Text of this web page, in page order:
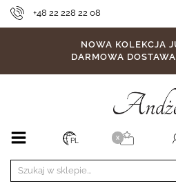
+48 22 228 22 08
NOWA KOLEKCJA
DARMOWA
PL X